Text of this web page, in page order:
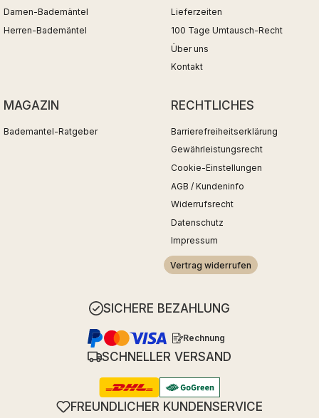
Damen-Bademäntel
Herren-Bademäntel
Lieferzeiten
100 Tage Umtausch-Recht
Über uns
Kontakt
MAGAZIN
Bademantel-Ratgeber
RECHTLICHES
Barrierefreiheitserklärung
Gewährleistungsrecht
Cookie-Einstellungen
AGB / Kundeninfo
Widerrufsrecht
Datenschutz
Impressum
Vertrag widerrufen
SICHERE BEZAHLUNG
Rechnung
SCHNELLER VERSAND
FREUNDLICHER KUNDENSERVICE